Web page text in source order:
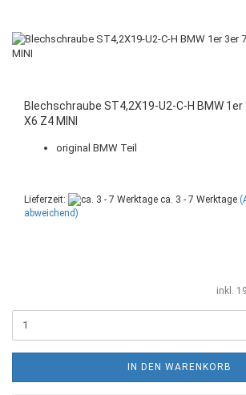
Blechschraube ST4,2X19-U2-C-H BMW 1er
X6 Z4 MINI
original BMW Teil
Lieferzeit: ca. 3 - 7 Werktage
abweichend)
inkl.
IN DEN WARENKORB